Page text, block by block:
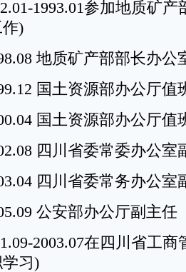
1993.01参加地质矿产
)
地质矿产部部长办公
国土资源部办公厅值
国土资源部办公厅值
四川省委常委办公室
四川省委常务办公室
公安部办公厅副主任
2003.07在四川省工商
习)